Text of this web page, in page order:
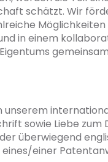
schätzt. Wir
in einem
sowie Liebe
überwiegend
einer